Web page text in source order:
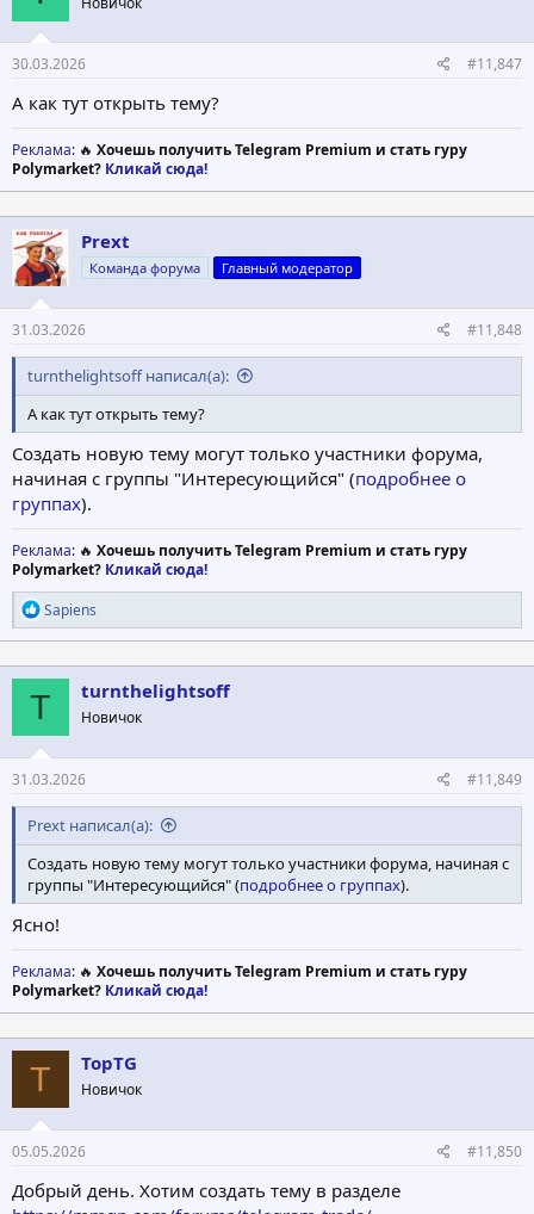
30.03.2026 #11,847
А как тут открыть тему?
Реклама: 🔥 Хочешь получить Telegram Premium и стать гуру
Polymarket? Кликай сюда!
Prext
Команда форума Главный модератор
31.03.2026 #11,848
turnthelightsoff написал(а):
А как тут открыть тему?
Создать новую тему могут только участники форума,
начиная с группы "Интересующийся" (подробнее о
группах).
Реклама: 🔥 Хочешь получить Telegram Premium и стать гуру
Polymarket? Кликай сюда!
Р
е
а
к
ц
и
:
Sapiens
T turnthelightsoff
Новичок
31.03.2026 #11,849
Prext написал(а):
Создать новую тему могут только участники форума, начиная с
группы "Интересующийся" (подробнее о группах).
Ясно!
Реклама: 🔥 Хочешь получить Telegram Premium и стать гуру
Polymarket? Кликай сюда!
T TopTG
Новичок
05.05.2026 #11,850
Добрый день. Хотим создать тему в разделе